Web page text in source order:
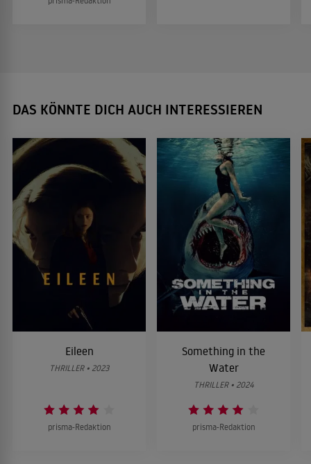
DAS KÖNNTE DICH AUCH INTERESSIEREN
Eileen
THRILLER • 2023
prisma-Redaktion
Something in the
Water
THRILLER • 2024
prisma-Redaktion